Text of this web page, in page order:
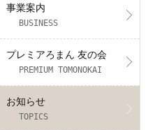
事業案内
BUSINESS
プレミアろまん 友の会
PREMIUM TOMONOKAI
お知らせ
TOPICS